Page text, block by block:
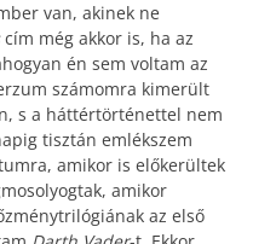
van, akinek ne
cím még akkor is, ha az
én sem voltam az
számomra kimerült
s a háttértörténettel nem
tisztán emlékszem
amikor is előkerültek
amikor
az első